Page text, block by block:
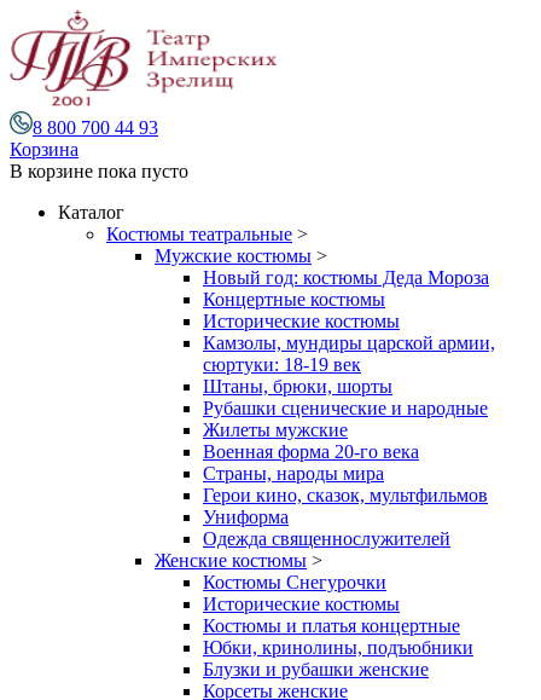
8 800 700 44 93
Корзина
В корзине пока пусто
Каталог
Костюмы театральные >
Мужские костюмы >
Новый год: костюмы Деда Мороза
Концертные костюмы
Исторические костюмы
Камзолы, мундиры царской армии,
сюртуки: 18-19 век
Штаны, брюки, шорты
Рубашки сценические и народные
Жилеты мужские
Военная форма 20-го века
Страны, народы мира
Герои кино, сказок, мультфильмов
Униформа
Одежда священнослужителей
Женские костюмы >
Костюмы Снегурочки
Исторические костюмы
Костюмы и платья концертные
Юбки, кринолины, подъюбники
Блузки и рубашки женские
Корсеты женские